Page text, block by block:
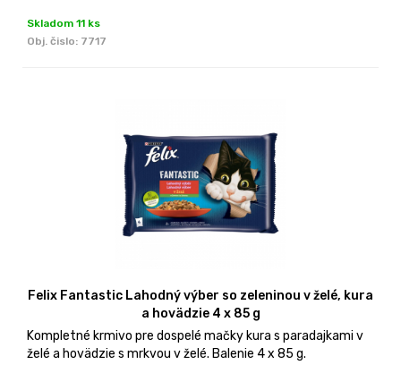
Skladom 11 ks
Obj. čislo: 7717
Felix Fantastic Lahodný výber so zeleninou v želé, kura
a hovädzie 4 x 85 g
Kompletné krmivo pre dospelé mačky kura s paradajkami v
želé a hovädzie s mrkvou v želé. Balenie 4 x 85 g.